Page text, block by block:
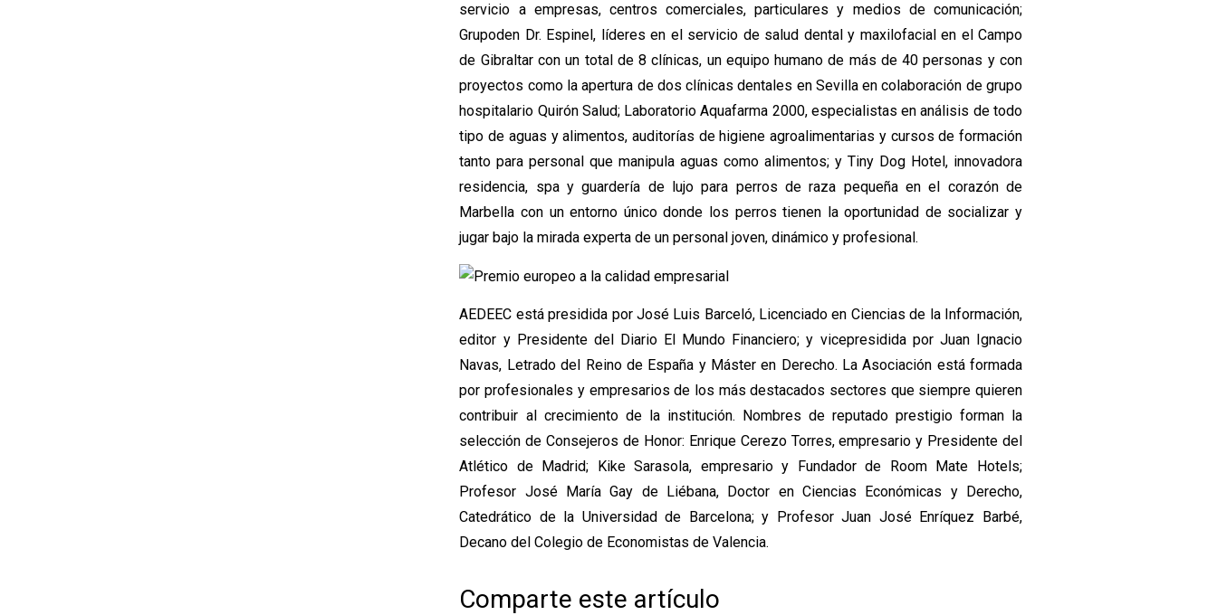
servicio a empresas, centros comerciales, particulares y medios de comunicación;
Grupoden Dr. Espinel, líderes en el servicio de salud dental y maxilofacial en el Campo
de Gibraltar con un total de 8 clínicas, un equipo humano de más de 40 personas y con
proyectos como la apertura de dos clínicas dentales en Sevilla en colaboración de grupo
hospitalario Quirón Salud; Laboratorio Aquafarma 2000, especialistas en análisis de todo
tipo de aguas y alimentos, auditorías de higiene agroalimentarias y cursos de formación
tanto para personal que manipula aguas como alimentos; y Tiny Dog Hotel, innovadora
residencia, spa y guardería de lujo para perros de raza pequeña en el corazón de
Marbella con un entorno único donde los perros tienen la oportunidad de socializar y
jugar bajo la mirada experta de un personal joven, dinámico y profesional.
AEDEEC está presidida por José Luis Barceló, Licenciado en Ciencias de la Información,
editor y Presidente del Diario El Mundo Financiero; y vicepresidida por Juan Ignacio
Navas, Letrado del Reino de España y Máster en Derecho. La Asociación está formada
por profesionales y empresarios de los más destacados sectores que siempre quieren
contribuir al crecimiento de la institución. Nombres de reputado prestigio forman la
selección de Consejeros de Honor: Enrique Cerezo Torres, empresario y Presidente del
Atlético de Madrid; Kike Sarasola, empresario y Fundador de Room Mate Hotels;
Profesor José María Gay de Liébana, Doctor en Ciencias Económicas y Derecho,
Catedrático de la Universidad de Barcelona; y Profesor Juan José Enríquez Barbé,
Decano del Colegio de Economistas de Valencia.
Comparte este artículo